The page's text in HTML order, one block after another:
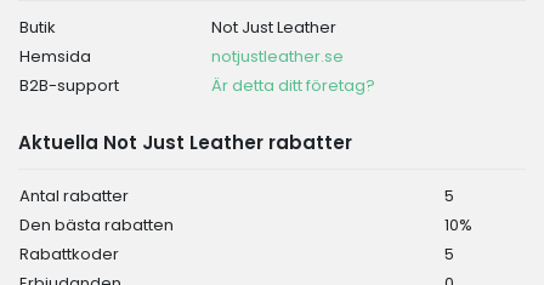
Butik
Not Just Leather
Hemsida
notjustleather.se
B2B-support
Är detta ditt företag?
Aktuella Not Just Leather rabatter
Antal rabatter
5
Den bästa rabatten
10%
Rabattkoder
5